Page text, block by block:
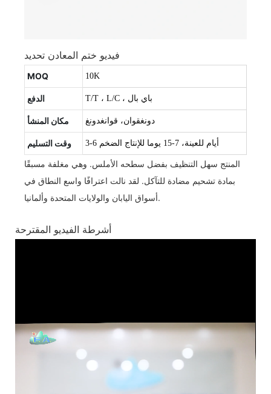
فيديو ختم المعادن تحديد
MOQ 10K
الدفع T/T ، L/C ، باي بال
مكان المنشأ دونغقوان، قوانغدونغ
وقت التسليم 3-6 أيام للعينة، 7-15 يوما للإنتاج الضخم
المنتج سهل التنظيف بفضل سطحه الأملس. وهي مغلفة مسبقًا
بمادة تشحيم مضادة للتآكل. لقد نالت اعترافًا واسع النطاق في
أسواق اليابان والولايات المتحدة وألمانيا.
أشرطة الفيديو المقترحة